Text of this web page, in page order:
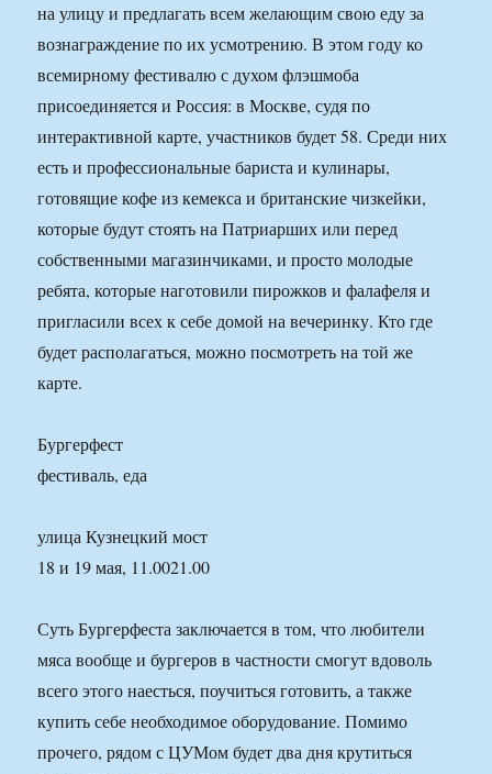
на улицу и предлагать всем желающим свою еду за
вознаграждение по их усмотрению. В этом году ко
всемирному фестивалю с духом флэшмоба
присоединяется и Россия: в Москве, судя по
интерактивной карте, участников будет 58. Среди них
есть и профессиональные бариста и кулинары,
готовящие кофе из кемекса и британские чизкейки,
которые будут стоять на Патриарших или перед
собственными магазинчиками, и просто молодые
ребята, которые наготовили пирожков и фалафеля и
пригласили всех к себе домой на вечеринку. Кто где
будет располагаться, можно посмотреть на той же
карте.
Бургерфест
фестиваль, еда
улица Кузнецкий мост
18 и 19 мая, 11.0021.00
Суть Бургерфеста заключается в том, что любители
мяса вообще и бургеров в частности смогут вдоволь
всего этого наесться, поучиться готовить, а также
купить себе необходимое оборудование. Помимо
прочего, рядом с ЦУМом будет два дня крутиться